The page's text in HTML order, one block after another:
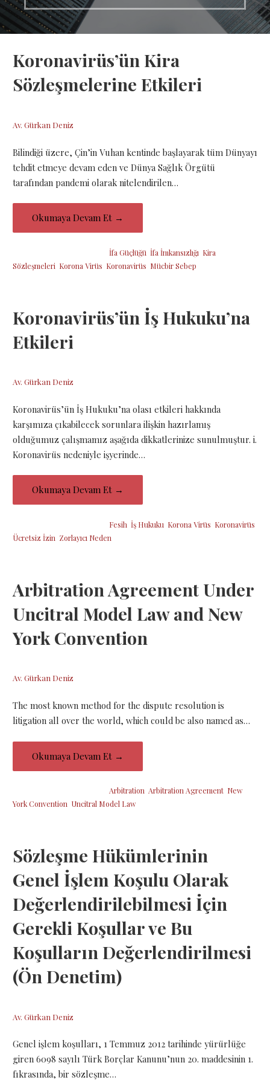
Koronavirüs’ün Kira
Sözleşmelerine Etkileri
Av. Gürkan Deniz
Bilindiği üzere, Çin’in Vuhan kentinde başlayarak tüm Dünyayı
tehdit etmeye devam eden ve Dünya Sağlık Örgütü
tarafından pandemi olarak nitelendirilen…
Okumaya Devam Et →
İfa Güçlüğü İfa İmkansızlığı Kira
Sözleşmeleri Korona Virüs Koronavirüs Mücbir Sebep
Koronavirüs’ün İş Hukuku’na
Etkileri
Av. Gürkan Deniz
Koronavirüs’ün İş Hukuku’na olası etkileri hakkında
karşımıza çıkabilecek sorunlara ilişkin hazırlamış
olduğumuz çalışmamız aşağıda dikkatlerinize sunulmuştur. i.
Koronavirüs nedeniyle işyerinde…
Okumaya Devam Et →
Fesih İş Hukuku Korona Virüs Koronavirüs
Ücretsiz İzin Zorlayıcı Neden
Arbitration Agreement Under
Uncitral Model Law and New
York Convention
Av. Gürkan Deniz
The most known method for the dispute resolution is
litigation all over the world, which could be also named as…
Okumaya Devam Et →
Arbitration, Arbitration Agreement, New
York Convention, Uncitral Model Law
Sözleşme Hükümlerinin
Genel İşlem Koşulu Olarak
Değerlendirilebilmesi İçin
Gerekli Koşullar ve Bu
Koşulların Değerlendirilmesi
(Ön Denetim)
Av. Gürkan Deniz
Genel işlem koşulları, 1 Temmuz 2012 tarihinde yürürlüğe
giren 6098 sayılı Türk Borçlar Kanunu’nun 20. maddesinin 1.
fıkrasında, bir sözleşme…